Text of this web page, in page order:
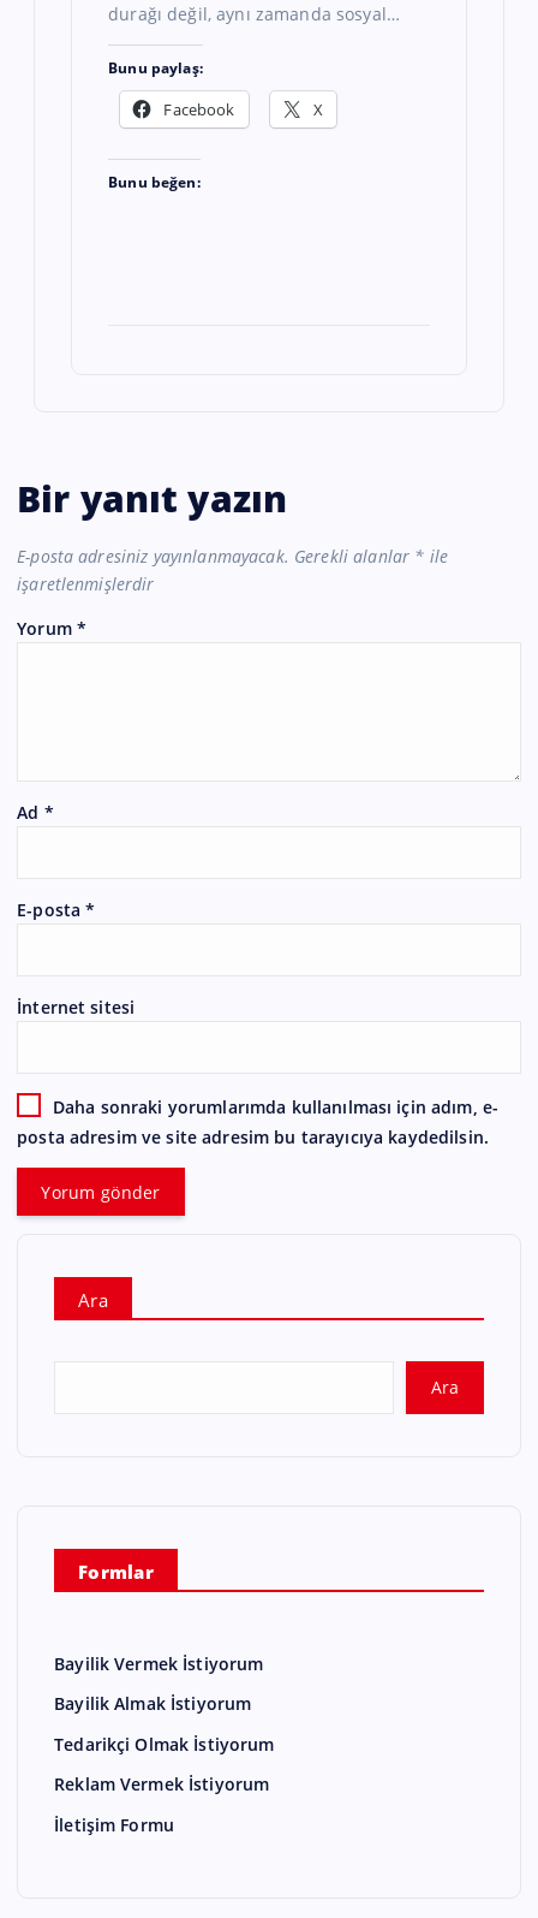
durağı değil, aynı zamanda sosyal…
Bunu paylaş:
Facebook X
Bunu beğen:
Bir yanıt yazın
E-posta adresiniz yayınlanmayacak. Gerekli alanlar * ile
işaretlenmişlerdir
Yorum *
Ad *
E-posta*
İnternet sitesi
Daha sonraki yorumlarımda kullanılması için adım, e-
posta adresim ve site adresim bu tarayıcıya kaydedilsin.
Ara
Ara
Formlar
Bayilik Vermek İstiyorum
Bayilik Almak İstiyorum
Tedarikçi Olmak İstiyorum
Reklam Vermek İstiyorum
İletişim Formu